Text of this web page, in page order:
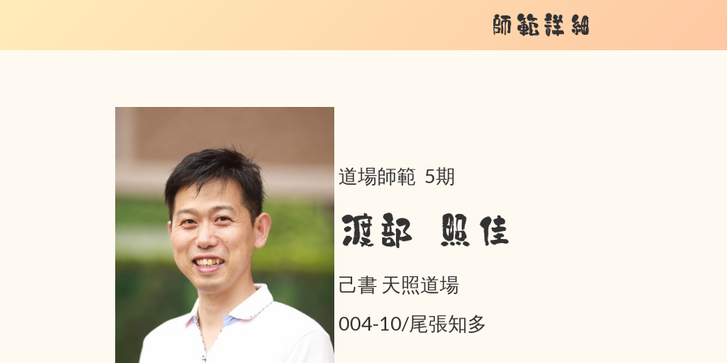
師範詳細
道場師範 5期
渡部 照佳
己書 天照道場
004-10/尾張知多